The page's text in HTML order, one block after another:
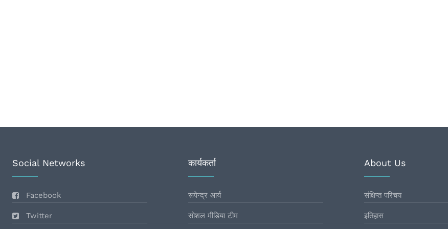
Social Networks
Facebook
Twitter
कार्यकर्ता
रूपेन्द्र आर्य
सोशल मीडिया टीम
About Us
संक्षिप्त परिचय
इतिहास